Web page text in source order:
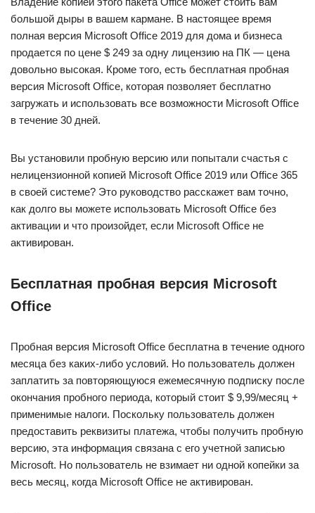
большой дыры в вашем кармане. В настоящее время
полная версия Microsoft Office 2019 для дома и бизнеса
продается по цене $ 249 за одну лицензию на ПК — цена
довольно высокая. Кроме того, есть бесплатная пробная
версия Microsoft Office, которая позволяет бесплатно
загружать и использовать все возможности Microsoft Office
в течение 30 дней.
Вы установили пробную версию или попытали счастья с
нелицензионной копией Microsoft Office 2019 или Office 365
в своей системе? Это руководство расскажет вам точно,
как долго вы можете использовать Microsoft Office без
активации и что произойдет, если Microsoft Office не
активирован.
Бесплатная пробная версия Microsoft
Office
Пробная версия Microsoft Office бесплатна в течение одного
месяца без каких-либо условий. Но пользователь должен
заплатить за повторяющуюся ежемесячную подписку после
окончания пробного периода, который стоит $ 9,99/месяц +
применимые налоги. Поскольку пользователь должен
предоставить реквизиты платежа, чтобы получить пробную
версию, эта информация связана с его учетной записью
Microsoft. Но пользователь не взимает ни одной копейки за
весь месяц, когда Microsoft Office не активирован.